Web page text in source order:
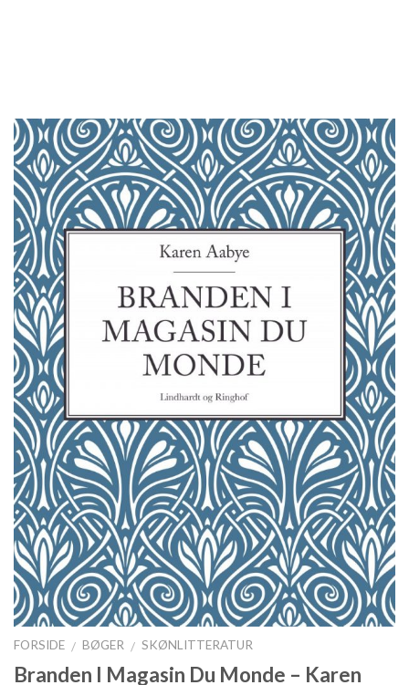
FORSIDE / BØGER / SKØNLITTERATUR
Branden I Magasin Du Monde – Karen